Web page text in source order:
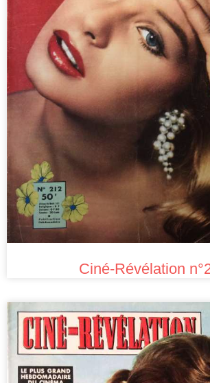
Ciné-Révélation